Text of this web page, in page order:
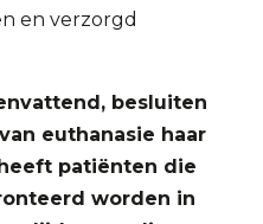
en verzorgd
besluiten
euthanasie haar
patiënten die
worden in